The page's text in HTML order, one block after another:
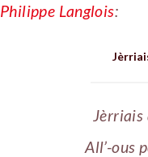
Philippe Langlois:
Jèrriais
All’-ous